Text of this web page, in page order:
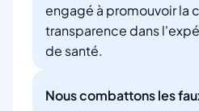
engagé à promouvoir la
transparence dans
de santé.
Nous combattons les